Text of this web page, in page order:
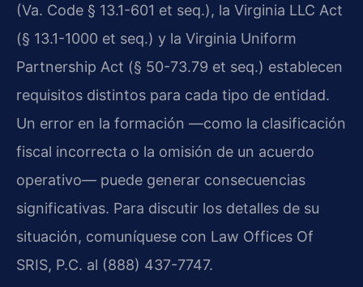
(Va. Code § 13.1-601 et seq.), la Virginia LLC Act
(§ 13.1-1000 et seq.) y la Virginia Uniform
Partnership Act (§ 50-73.79 et seq.) establecen
requisitos distintos para cada tipo de entidad.
Un error en la formación —como la clasificación
fiscal incorrecta o la omisión de un acuerdo
operativo— puede generar consecuencias
significativas. Para discutir los detalles de su
situación, comuníquese con Law Offices Of
SRIS, P.C. al (888) 437-7747.